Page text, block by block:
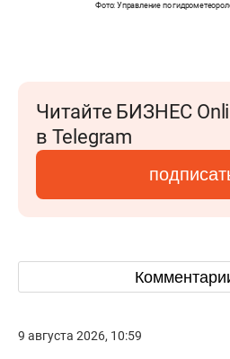
Фото: Управление по
Читайте БИЗНЕС
в Telegram
9 августа 2026, 10:59